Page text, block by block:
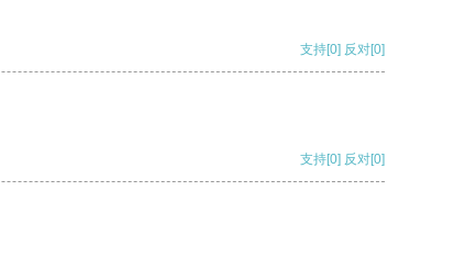
支持[0] 反对[0]
支持[0] 反对[0]